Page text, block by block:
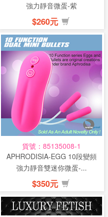
強力靜音微蛋-紫
$260元
貨號：85135008-1
APHRODISIA-EGG 10段變頻
強力靜音雙迷你微蛋-...
$350元